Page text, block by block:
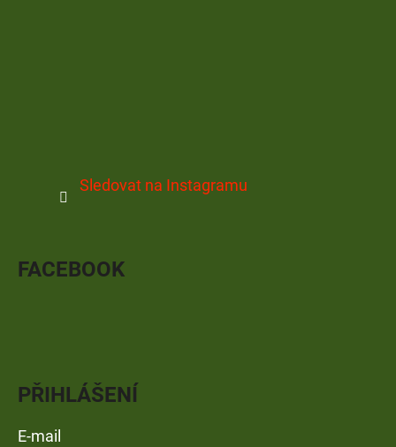
Sledovat na Instagramu
FACEBOOK
PŘIHLÁŠENÍ
E-mail